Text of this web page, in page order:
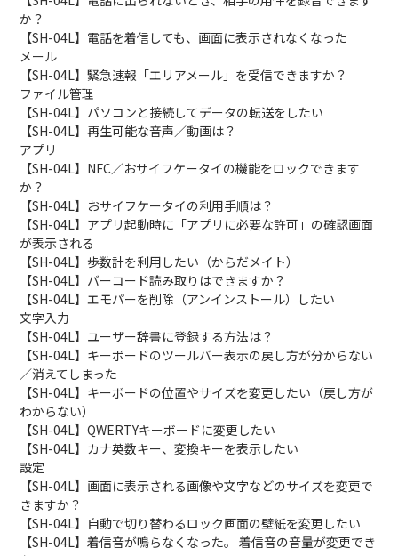
か？
【SH-04L】電話を着信しても、画面に表示されなくなった
メール
【SH-04L】緊急速報「エリアメール」を受信できますか？
ファイル管理
【SH-04L】パソコンと接続してデータの転送をしたい
【SH-04L】再生可能な音声／動画は？
アプリ
【SH-04L】NFC／おサイフケータイの機能をロックできます
か？
【SH-04L】おサイフケータイの利用手順は？
【SH-04L】アプリ起動時に「アプリに必要な許可」の確認画面
が表示される
【SH-04L】歩数計を利用したい（からだメイト）
【SH-04L】バーコード読み取りはできますか？
【SH-04L】エモパーを削除（アンインストール）したい
文字入力
【SH-04L】ユーザー辞書に登録する方法は？
【SH-04L】キーボードのツールバー表示の戻し方が分からない
／消えてしまった
【SH-04L】キーボードの位置やサイズを変更したい（戻し方が
わからない）
【SH-04L】QWERTYキーボードに変更したい
【SH-04L】カナ英数キー、変換キーを表示したい
設定
【SH-04L】画面に表示される画像や文字などのサイズを変更で
きますか？
【SH-04L】自動で切り替わるロック画面の壁紙を変更したい
【SH-04L】着信音が鳴らなくなった。 着信音の音量が変更でき